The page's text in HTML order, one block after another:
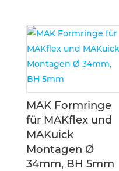
MAK Formringe
für MAKflex und
MAKuick
Montagen Ø
34mm, BH 5mm